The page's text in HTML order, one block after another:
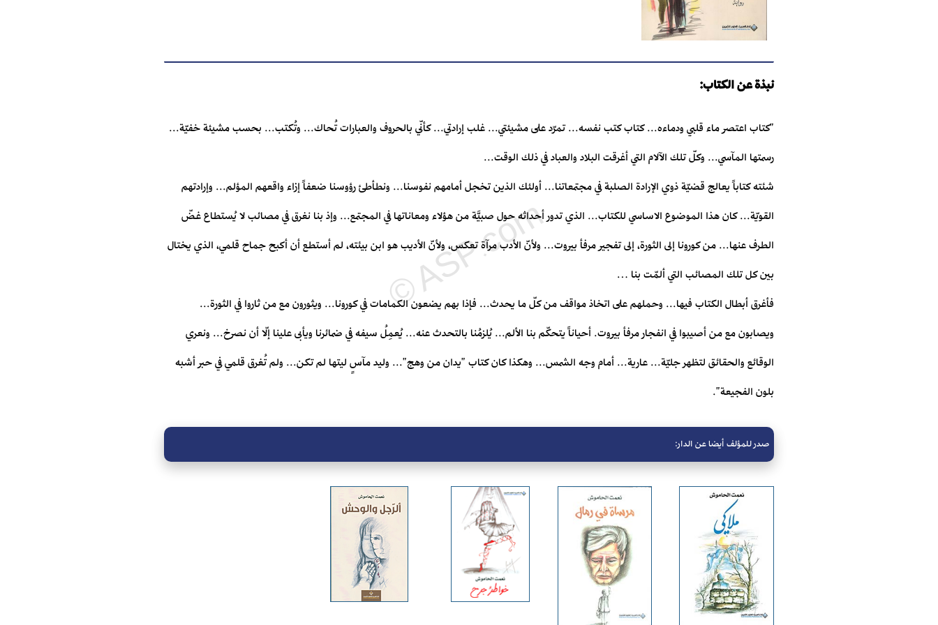
نبذة عن الكتاب:
"كتاب اعتصر ماء قلبي ودماءه... كتاب كتب نفسه... تمرّد على مشيئتي... غلب إرادتي... كأنّي بالحروف والعبارات تُحاك... وتُكتب... بحسب مشيئة خفيّة...
رسمتها المآسي... وكلّ تلك الآلام التي أغرقت البلاد والعباد في ذلك الوقت...
شئته كتاباً يعالج قضيّة ذوي الإرادة الصلبة في مجتمعاتنا... أولئك الذين تخجل أمامهم نفوسنا... ونطأطئ رؤوسنا ضعفاً إزاء واقعهم المؤلم... وإرادتهم
القويّة... كان هذا الموضوع الاساسي للكتاب... الذي تدور أحداثه حول صبيَّة من هؤلاء ومعاناتها في المجتمع... وإذ بنا نغرق في مصائب لا يُستطاع غضّ
الطرف عنها... من كورونا إلى الثورة، إلى تفجير مرفأ بيروت... ولأنّ الأدب مرآة تعكس، ولأنّ الأديب هو ابن بيئته، لم أستطع أن أكبح جماح قلمي، الذي يختال
بين كل تلك المصائب التي ألمّت بنا…
فأغرق أبطال الكتاب فيها... وحملهم على اتخاذ مواقف من كلّ ما يحدث... فإذا بهم يضعون الكمامات في كورونا... ويثورون مع من ثاروا في الثورة...
ويصابون مع من أصيبوا في انفجار مرفأ بيروت. أحياناً يتحكّم بنا الألم... يُلزمُنا بالتحدث عنه... يُعمِلُ سيفه في ضمائرنا ويأبى علينا إلّا أن نصرخ... ونعري
الوقائع والحقائق لتظهر جليّة... عارية... أمام وجه الشمس... وهكذا كان كتاب "يدان من وهج"... وليد مآسٍ ليتها لم تكن... ولم تُغرق قلمي في حبر أشبه
بلون الفجيعة".
صدر للمؤلف أيضا عن الدار: